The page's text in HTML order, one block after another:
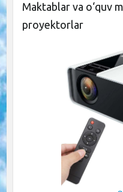
Maktablar va o‘quv
proyektorlar